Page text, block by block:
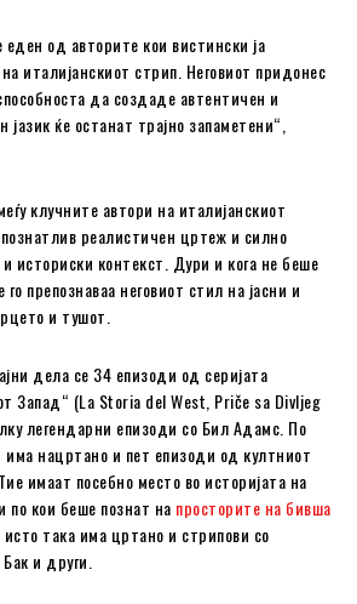
еден од авторите кои вистински ја
италијанскиот стрип. Неговиот придонес
да создаде автентичен и
јазик ќе останат трајно запаметени“,
клучните автори на италијанскиот
реалистичен цртеж и силно
историски контекст. Дури и кога не беше
препознаваа неговиот стил на јасни и
и тушот.
дела се 34 епизоди од серијата
Запад“ (La Storia del West, Priče sa Divljeg
легендарни епизоди со Бил Адамс. По
има нацртано и пет епизоди од култниот
имаат посебно место во историјата на
по кои беше познат на просторите на бивша
исто така има цртано и стрипови со
и други.